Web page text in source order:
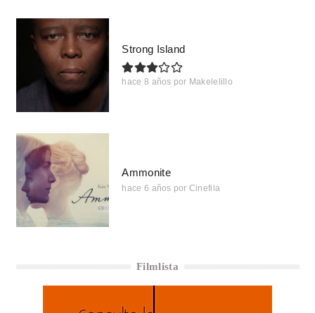
Strong Island
hace 8 años por Makelelillo
Ammonite
hace 6 años por Cinefila
Filmlista